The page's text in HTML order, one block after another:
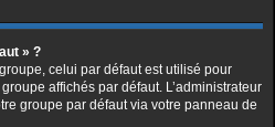
» ?
celui par défaut est utilisé pour
affichés par défaut. L’administrateur
groupe par défaut via votre panneau de